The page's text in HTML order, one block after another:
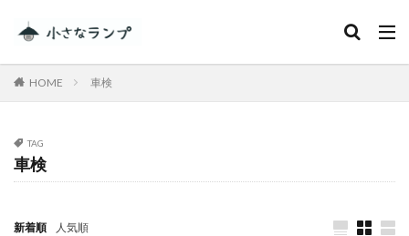
HOME 車検
TAG
車検
新着順 人気順
カテゴリー
タグ
RV RESORT 猪苗代モビレージ